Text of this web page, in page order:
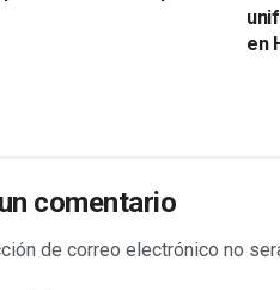
en
comentario
de correo electrónico no